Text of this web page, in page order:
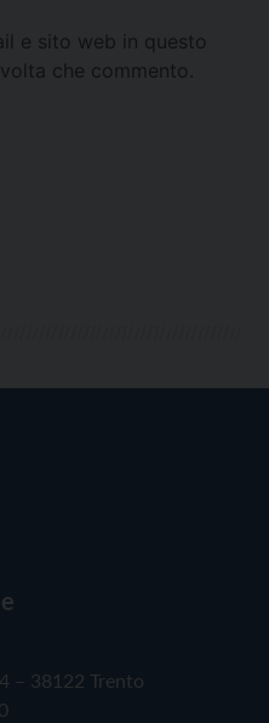
e sito web in questo
che commento.
– 38122 Trento